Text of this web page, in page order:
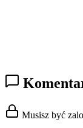
Musisz być